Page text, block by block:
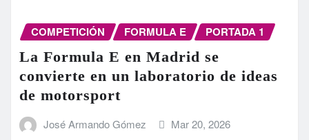
COMPETICIÓN FORMULA E PORTADA 1
La Formula E en Madrid se
convierte en un laboratorio de ideas
de motorsport
José Armando Gómez Mar 20, 2026